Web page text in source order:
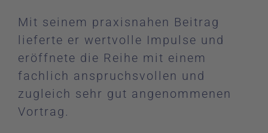
Mit seinem praxisnahen Beitrag
lieferte er wertvolle Impulse und
eröffnete die Reihe mit einem
fachlich anspruchsvollen und
zugleich sehr gut angenommenen
Vortrag.